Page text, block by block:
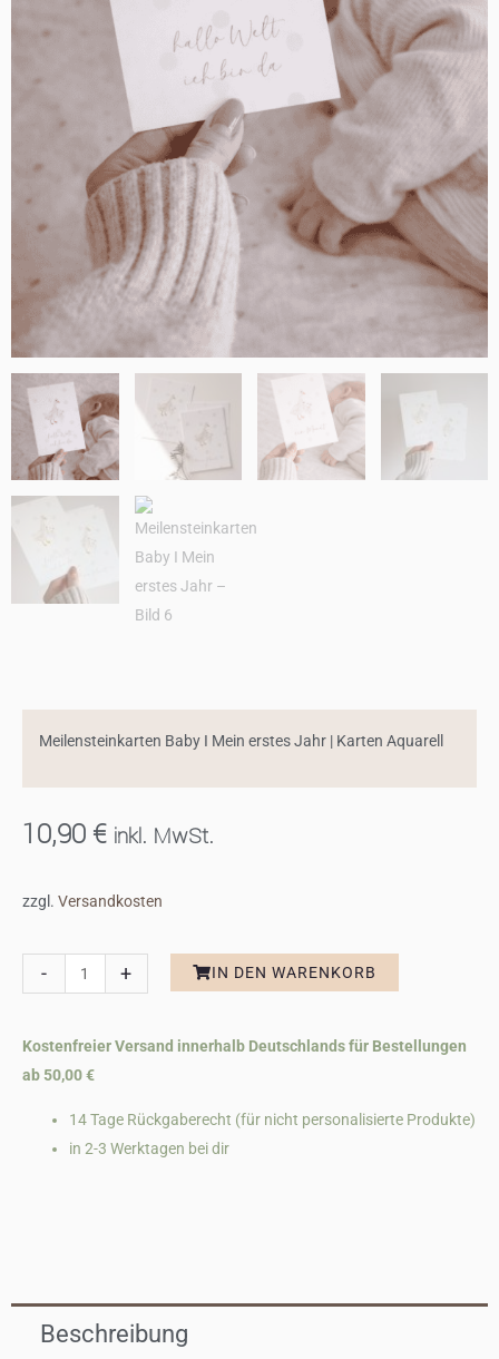
Meilensteinkarten Baby I Mein erstes Jahr | Karten Aquarell
10,90 € inkl. MwSt.
zzgl. Versandkosten
-
Meilensteinkarten
Baby
Mein
erstes
+ IN DEN WARENKORB
Kostenfreier Versand innerhalb Deutschlands für Bestellungen
ab 50,00 €
14 Tage Rückgaberecht (für nicht personalisierte Produkte)
in 2-3 Werktagen bei dir
Beschreibung